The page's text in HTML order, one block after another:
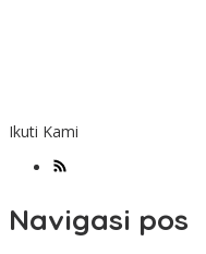
Ikuti Kami
Navigasi pos